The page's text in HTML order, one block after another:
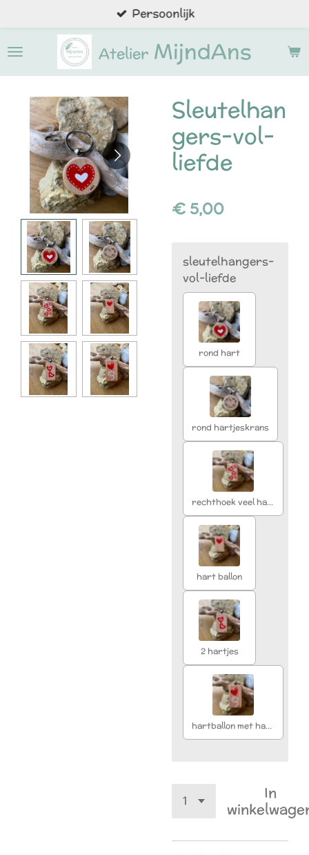
naar
Atelier MijndAns
Persoonlijk
Sleutelhan
gers-vol-
liefde
€ 5,00
sleutelhangers-
vol-liefde
rond hart
rond hartjeskrans
rechthoek veel hartjes
hart ballon
2 hartjes
hartballon met hartjestouw
In